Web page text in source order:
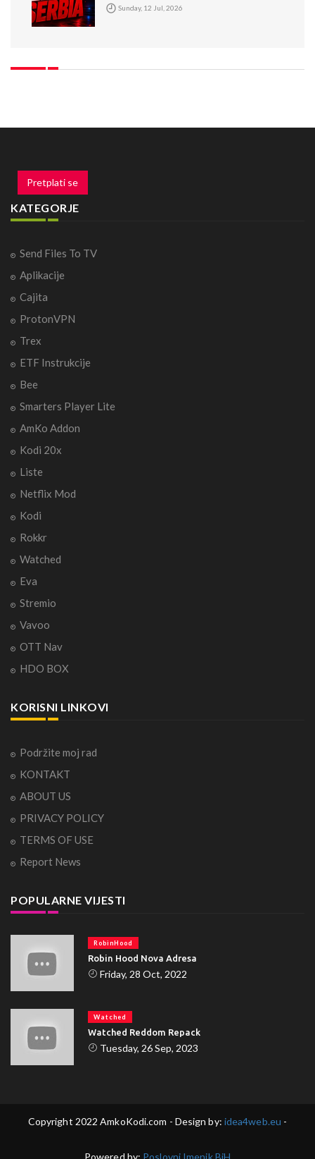
Sunday, 12 Jul, 2026
Pretplati se
KATEGORJE
Send Files To TV
Aplikacije
Cajita
ProtonVPN
Trex
ETF Instrukcije
Bee
Smarters Player Lite
AmKo Addon
Kodi 20x
Liste
Netflix Mod
Kodi
Rokkr
Watched
Eva
Stremio
Vavoo
OTT Nav
HDO BOX
KORISNI LINKOVI
Podržite moj rad
KONTAKT
ABOUT US
PRIVACY POLICY
TERMS OF USE
Report News
POPULARNE VIJESTI
RobinHood
Robin Hood Nova Adresa
Friday, 28 Oct, 2022
Watched
Watched Reddom Repack
Tuesday, 26 Sep, 2023
Copyright 2022 AmkoKodi.com - Design by: idea4web.eu -